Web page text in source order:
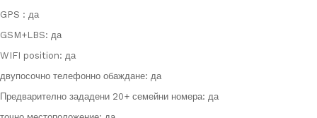
GPS : да
GSM+LBS: да
WIFI position: да
двупосочно телефонно обаждане: да
Предварително зададени 20+ семейни номера: да